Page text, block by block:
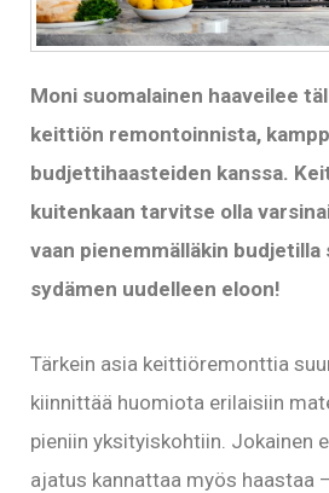
Moni suomalainen haaveilee
keittiön remontoinnista,
budjettihaasteiden kanssa.
kuitenkaan tarvitse olla
vaan pienemmälläkin
sydämen uudelleen eloon!
Tärkein asia keittiöremonttia
kiinnittää huomiota erilaisiin
pieniin yksityiskohtiin. Jokainen
ajatus kannattaa myös haastaa